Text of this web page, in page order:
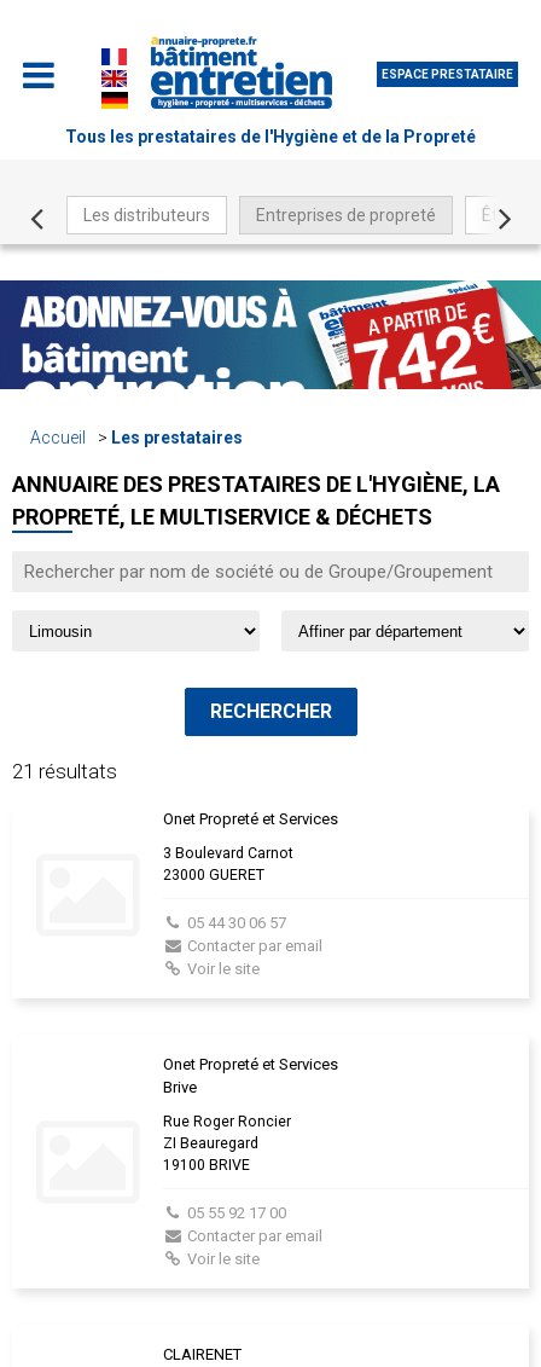
ESPACE PRESTATAIRE
Tous les prestataires de l'Hygiène et de la Propreté
Les distributeurs Entreprises de propreté Être
Accueil Les prestataires
ANNUAIRE DES PRESTATAIRES DE L'HYGIÈNE, LA
PROPRETÉ, LE MULTISERVICE & DÉCHETS
21 résultats
Onet Propreté et Services
3 Boulevard Carnot
23000 GUERET
05 44 30 06 57
Contacter par email
Voir le site
Onet Propreté et Services
Brive
Rue Roger Roncier
ZI Beauregard
19100 BRIVE
05 55 92 17 00
Contacter par email
Voir le site
CLAIRENET